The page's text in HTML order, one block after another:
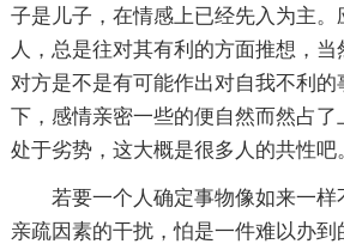
子是儿子，在情感上已经先入为主。
人，总是往对其有利的方面推想，
对方是不是有可能作出对自我不利
下，感情亲密一些的便自然而然占了
处于劣势，这大概是很多人的共性吧
若要一个人确定事物像如来一
亲疏因素的干扰，怕是一件难以办